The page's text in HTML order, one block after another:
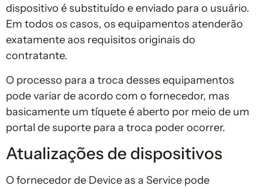
dispositivo é substituído e enviado para o usuário.
Em todos os casos, os equipamentos atenderão
exatamente aos requisitos originais do
contratante.
O processo para a troca desses equipamentos
pode variar de acordo com o fornecedor, mas
basicamente um tíquete é aberto por meio de um
portal de suporte para a troca poder ocorrer.
Atualizações de dispositivos
O fornecedor de Device as a Service pode